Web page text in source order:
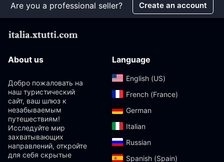
Are you a professional seller? Create an account
About us
Добро пожаловать на
наш туристический
сайт, ваш шлюз к
незабываемым
путешествиям!
Исследуйте мир
захватывающих
направлений, откройте
для себя скрытые
Language
English (US)‎
French (France)‎
German‎
Italian‎
Russian‎
Spanish (Spain)‎